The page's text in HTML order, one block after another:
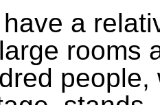
a
rooms